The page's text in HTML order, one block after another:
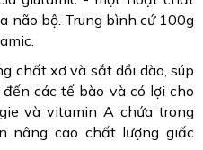
não bộ. Trung bình cứ 100g
chất xơ và sắt dồi dào, súp
các tế bào và có lợi cho
và vitamin A chứa trong
nâng cao chất lượng giấc